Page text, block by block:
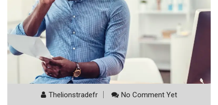
Thelionstradefr No Comment Yet